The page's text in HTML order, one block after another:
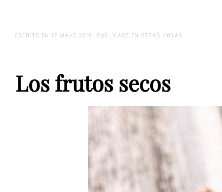
ESCRITO EN 17 MAYO 2019. PUBLICADO EN OTRAS COSAS.
Los frutos secos